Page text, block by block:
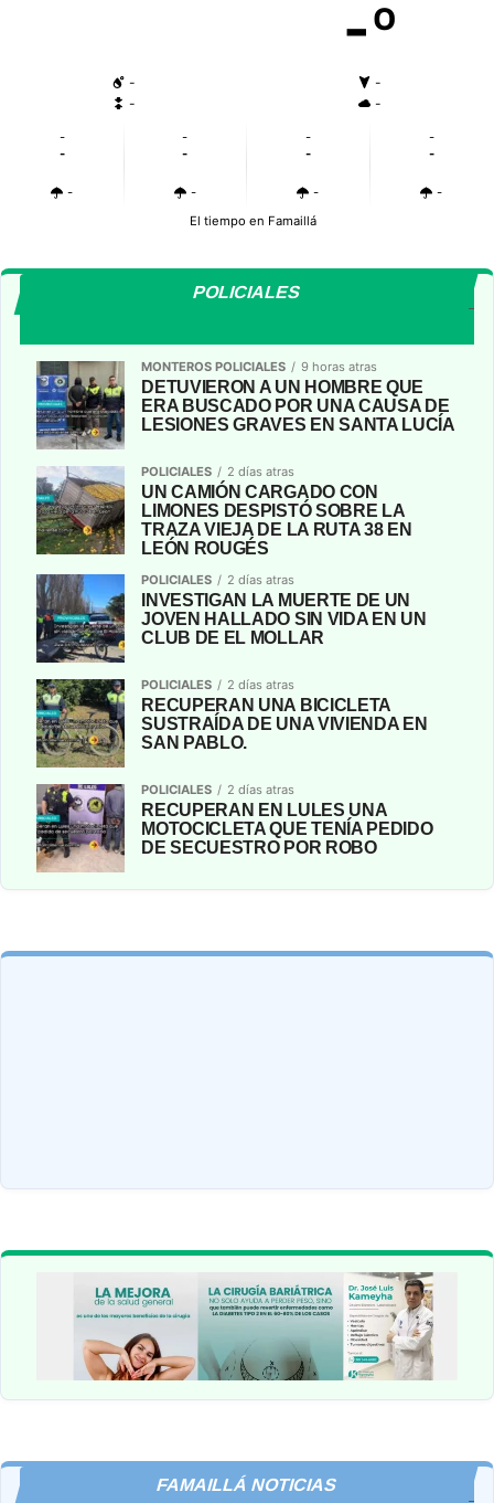
-º
-
-
-
-
-
-
-
-
-
-
-
-
-
-
-
-
El tiempo en Famaillá
POLICIALES
MONTEROS POLICIALES 9 horas atras
DETUVIERON A UN HOMBRE QUE
ERA BUSCADO POR UNA CAUSA DE
LESIONES GRAVES EN SANTA LUCÍA
POLICIALES 2 días atras
UN CAMIÓN CARGADO CON
LIMONES DESPISTÓ SOBRE LA
TRAZA VIEJA DE LA RUTA 38 EN
LEÓN ROUGÉS
POLICIALES 2 días atras
INVESTIGAN LA MUERTE DE UN
JOVEN HALLADO SIN VIDA EN UN
CLUB DE EL MOLLAR
POLICIALES 2 días atras
RECUPERAN UNA BICICLETA
SUSTRAÍDA DE UNA VIVIENDA EN
SAN PABLO.
POLICIALES 2 días atras
RECUPERAN EN LULES UNA
MOTOCICLETA QUE TENÍA PEDIDO
DE SECUESTRO POR ROBO
FAMAILLÁ NOTICIAS